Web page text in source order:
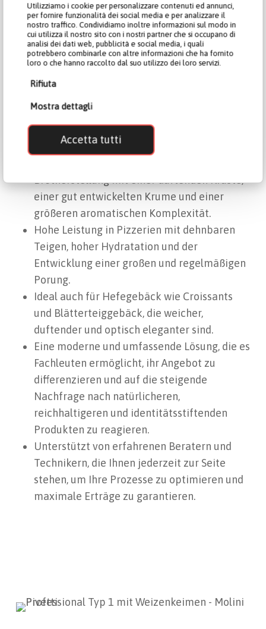
Utilizziamo i cookie per personalizzare contenuti ed annunci,
per fornire funzionalità dei social media e per analizzare il
nostro traffico. Condividiamo inoltre informazioni sul modo in
cui utilizza il nostro sito con i nostri partner che si occupano di
analisi dei dati web, pubblicità e social media, i quali
potrebbero combinarle con altre informazioni che ha fornito
loro o che hanno raccolto dal suo utilizzo dei loro servizi.
Rifiuta
Mostra dettagli
Accetta tutti
Hervorragende Absorptionsfähigkeit und
Verarbeitbarkeit, ideal für die Verarbeitung
von direkten und indirekten Teigen mit
konstanten Ergebnissen.
Vielseitige Anwendungsmöglichkeiten für
um das Angebot zu erweitern und sich an
verschiedene Produktionskontexte
anzupassen.
Brotherstellung mit einer duftenden Kruste,
einer gut entwickelten Krume und einer
größeren aromatischen Komplexität.
Hohe Leistung in Pizzerien mit dehnbaren
Teigen, hoher Hydratation und der
Entwicklung einer großen und regelmäßigen
Porung.
Ideal auch für Hefegebäck wie Croissants
und Blätterteiggebäck, die weicher,
duftender und optisch eleganter sind.
Eine moderne und umfassende Lösung, die es
Fachleuten ermöglicht, ihr Angebot zu
differenzieren und auf die steigende
Nachfrage nach natürlicheren,
reichhaltigeren und identitätsstiftenden
Produkten zu reagieren.
Unterstützt von erfahrenen Beratern und
Technikern, die Ihnen jederzeit zur Seite
stehen, um Ihre Prozesse zu optimieren und
maximale Erträge zu garantieren.